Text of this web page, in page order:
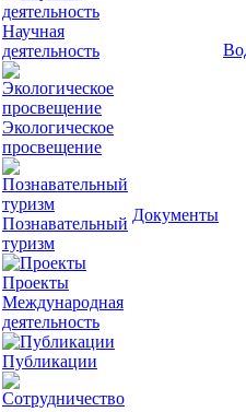
Научная
деятельность
Экологическое
просвещение
Познавательный
туризм
Проекты
Международная
деятельность
Публикации
Документы